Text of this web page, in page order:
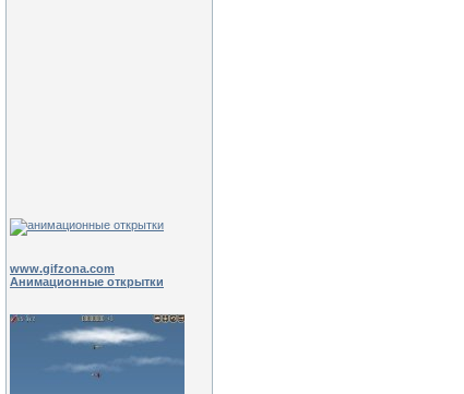
www.gifzona.com
Анимационные открытки